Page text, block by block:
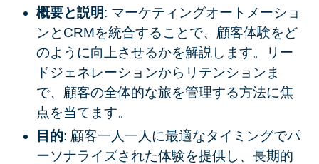
概要と説明: マーケティングオートメーショ
ンとCRMを統合することで、顧客体験をど
のように向上させるかを解説します。リー
ドジェネレーションからリテンションま
で、顧客の全体的な旅を管理する方法に焦
点を当てます。
目的: 顧客一人一人に最適なタイミングでパ
ーソナライズされた体験を提供し、長期的